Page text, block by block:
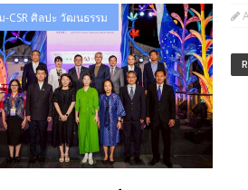
-CSR ศิลปะ วัฒนธรรม